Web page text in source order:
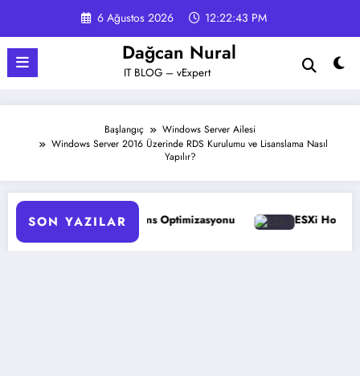
6 Ağustos 2026 12:22:44 PM
Dağcan Nural
IT BLOG – vExpert
Başlangıç
Windows Server Ailesi
Windows Server 2016 Üzerinde RDS Kurulumu ve Lisanslama Nasıl
Yapılır?
SON YAZILARESXi Host ‘Disconnected’ Sorunu Çözümü